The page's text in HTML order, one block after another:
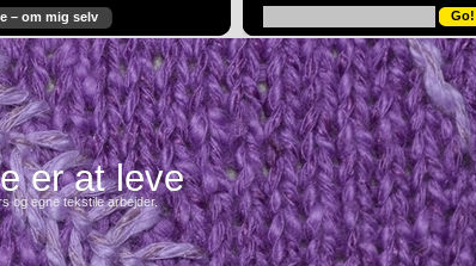
– om mig selv
er at leve
og egne tekstile arbejder.